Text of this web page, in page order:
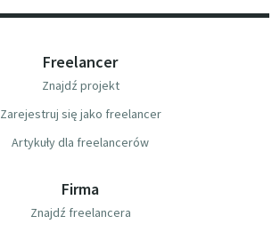
Freelancer
Znajdź projekt
Zarejestruj się jako freelancer
Artykuły dla freelancerów
Firma
Znajdź freelancera